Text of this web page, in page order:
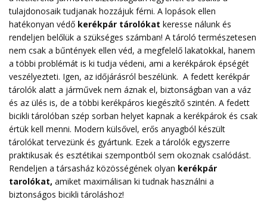
tulajdonosaik tudjanak hozzájuk férni. A lopások ellen
hatékonyan védő kerékpár tárolókat keresse nálunk és
rendeljen belőlük a szükséges számban! A tároló természetesen
nem csak a bűntények ellen véd, a megfelelő lakatokkal, hanem
a többi problémát is ki tudja védeni, ami a kerékpárok épségét
veszélyezteti. Igen, az időjárásról beszélünk. A fedett kerékpár
tárolók alatt a járművek nem áznak el, biztonságban van a váz
és az ülés is, de a többi kerékpáros kiegészítő szintén. A fedett
bicikli tárolóban szép sorban helyet kapnak a kerékpárok és csak
értük kell menni. Modern külsővel, erős anyagból készült
tárolókat tervezünk és gyártunk. Ezek a tárolók egyszerre
praktikusak és esztétikai szempontból sem okoznak csalódást.
Rendeljen a társasház közösségének olyan kerékpár
tarolókat, amiket maximálisan ki tudnak használni a
biztonságos bicikli tároláshoz!